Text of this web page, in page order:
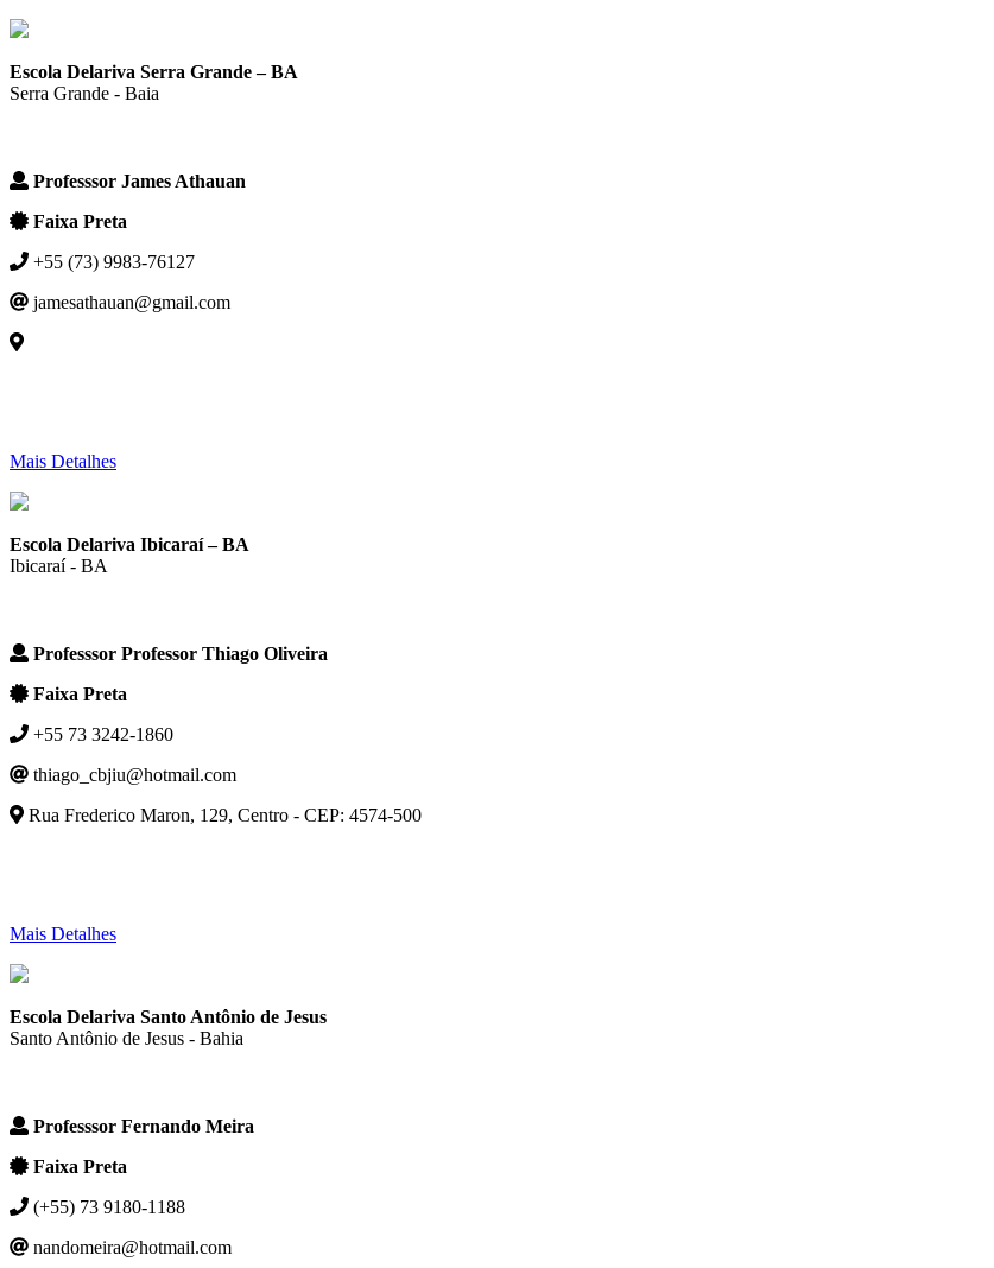
Escola Delariva Serra Grande – BA
Serra Grande - Baia
Professsor James Athauan
Faixa Preta
+55 (73) 9983-76127
jamesathauan@gmail.com
Mais Detalhes
Escola Delariva Ibicaraí – BA
Ibicaraí - BA
Professsor Professor Thiago Oliveira
Faixa Preta
+55 73 3242-1860
thiago_cbjiu@hotmail.com
Rua Frederico Maron, 129, Centro - CEP: 4574-500
Mais Detalhes
Escola Delariva Santo Antônio de Jesus
Santo Antônio de Jesus - Bahia
Professsor Fernando Meira
Faixa Preta
(+55) 73 9180-1188
nandomeira@hotmail.com